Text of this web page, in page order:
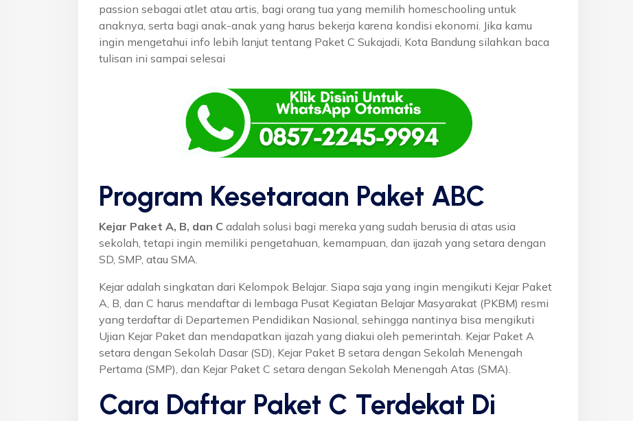
passion sebagai atlet atau artis, bagi orang tua yang memilih homeschooling untuk
anaknya, serta bagi anak-anak yang harus bekerja karena kondisi ekonomi. Jika kamu
ingin mengetahui info lebih lanjut tentang Paket C Sukajadi, Kota Bandung silahkan baca
tulisan ini sampai selesai
Program Kesetaraan Paket ABC
Kejar Paket A, B, dan C adalah solusi bagi mereka yang sudah berusia di atas usia
sekolah, tetapi ingin memiliki pengetahuan, kemampuan, dan ijazah yang setara dengan
SD, SMP, atau SMA.
Kejar adalah singkatan dari Kelompok Belajar. Siapa saja yang ingin mengikuti Kejar Paket
A, B, dan C harus mendaftar di lembaga Pusat Kegiatan Belajar Masyarakat (PKBM) resmi
yang terdaftar di Departemen Pendidikan Nasional, sehingga nantinya bisa mengikuti
Ujian Kejar Paket dan mendapatkan ijazah yang diakui oleh pemerintah. Kejar Paket A
setara dengan Sekolah Dasar (SD), Kejar Paket B setara dengan Sekolah Menengah
Pertama (SMP), dan Kejar Paket C setara dengan Sekolah Menengah Atas (SMA).
Cara Daftar Paket C Terdekat Di